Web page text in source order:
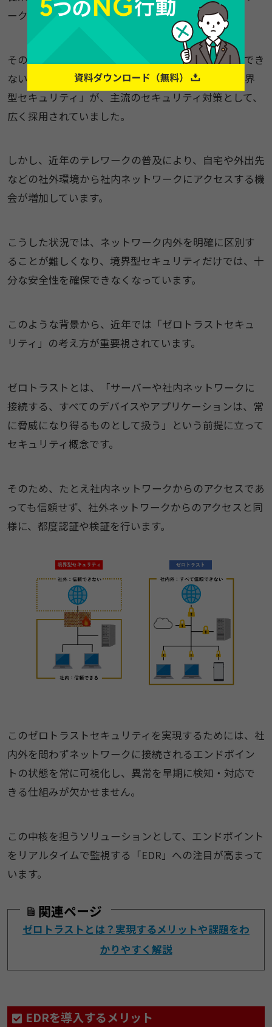
ークを介して業務を行うことが一般的でした。
そのため、安全とされる社内ネットワークと、信用でき
ない社外ネットワークの境界に防御策を設ける「境界
型セキュリティ」が、主流のセキュリティ対策として、
広く採用されていました。
しかし、近年のテレワークの普及により、自宅や外出先
などの社外環境から社内ネットワークにアクセスする機
会が増加しています。
こうした状況では、ネットワーク内外を明確に区別す
ることが難しくなり、境界型セキュリティだけでは、十
分な安全性を確保できなくなっています。
このような背景から、近年では「ゼロトラストセキュ
リティ」の考え方が重要視されています。
ゼロトラストとは、「サーバーや社内ネットワークに
接続する、すべてのデバイスやアプリケーションは、常
に脅威になり得るものとして扱う」という前提に立って
セキュリティ概念です。
そのため、たとえ社内ネットワークからのアクセスであ
っても信頼せず、社外ネットワークからのアクセスと同
様に、都度認証や検証を行います。
このゼロトラストセキュリティを実現するためには、社
内外を問わずネットワークに接続されるエンドポイン
トの状態を常に可視化し、異常を早期に検知・対応で
きる仕組みが欠かせません。
この中核を担うソリューションとして、エンドポイント
をリアルタイムで監視する「EDR」への注目が高まって
います。
関連ページ
ゼロトラストとは？実現するメリットや課題をわ
かりやすく解説
EDRを導入するメリット